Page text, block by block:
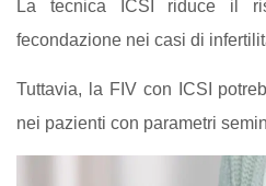
La tecnica ICSI riduce il
fecondazione nei casi di
Tuttavia, la FIV con ICSI
nei pazienti con parametri